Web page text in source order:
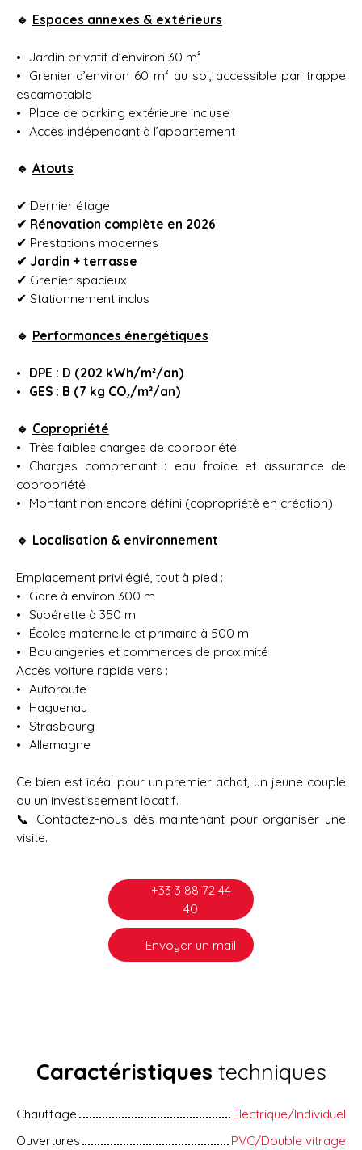
🔹 Espaces annexes & extérieurs
Jardin privatif d’environ 30 m²
Grenier d’environ 60 m² au sol, accessible par trappe
escamotable
Place de parking extérieure incluse
Accès indépendant à l’appartement
🔹 Atouts
✔ Dernier étage
✔ Rénovation complète en 2026
✔ Prestations modernes
✔ Jardin + terrasse
✔ Grenier spacieux
✔ Stationnement inclus
🔹 Performances énergétiques
DPE : D (202 kWh/m²/an)
GES : B (7 kg CO₂/m²/an)
🔹 Copropriété
Très faibles charges de copropriété
Charges comprenant : eau froide et assurance de
copropriété
Montant non encore défini (copropriété en création)
🔹 Localisation & environnement
Emplacement privilégié, tout à pied :
Gare à environ 300 m
Supérette à 350 m
Écoles maternelle et primaire à 500 m
Boulangeries et commerces de proximité
Accès voiture rapide vers :
Autoroute
Haguenau
Strasbourg
Allemagne
Ce bien est idéal pour un premier achat, un jeune couple
ou un investissement locatif.
📞 Contactez-nous dès maintenant pour organiser une
visite.
+33 3 88 72 44
40
Envoyer un mail
Caractéristiques techniques
Chauffage
Electrique/Individuel
Ouvertures
PVC/Double vitrage